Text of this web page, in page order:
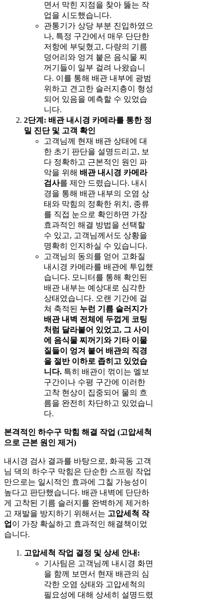
면서 막힌 지점을 찾아 뚫는 작
업을 시도했습니다.
관통기가 상당 부분 진입하였으
나, 특정 구간에서 매우 단단한
저항에 부딪혔고, 다량의 기름
덩어리와 엉겨 붙은 음식물 찌
꺼기들이 일부 걸려 나왔습니
다. 이를 통해 배관 내부에 광범
위하고 견고한 슬러지층이 형성
되어 있음을 예측할 수 있었습
니다.
2단계: 배관 내시경 카메라를 통한 정
밀 진단 및 고객 확인
고객님께 현재 배관 상태에 대
한 초기 판단을 설명드리고, 보
다 정확하고 근본적인 원인 파
악을 위해 배관 내시경 카메라
검사를 제안 드렸습니다. 내시
경을 통해 배관 내부의 오염 상
태와 막힘의 정확한 위치, 종류
를 직접 눈으로 확인하면 가장
효과적인 해결 방법을 선택할
수 있고, 고객님께서도 상황을
명확히 인지하실 수 있습니다.
고객님의 동의를 얻어 고화질
내시경 카메라를 배관에 투입했
습니다. 모니터를 통해 확인된
배관 내부는 예상대로 심각한
상태였습니다. 오랜 기간에 걸
쳐 축적된 누런 기름 슬러지가
배관 내벽 전체에 두껍게 코팅
처럼 달라붙어 있었고, 그 사이
에 음식물 찌꺼기와 기타 이물
질들이 엉겨 붙어 배관의 직경
을 절반 이하로 좁히고 있었습
니다. 특히 배관이 꺾이는 엘보
구간이나 수평 구간에 이러한
고착 현상이 집중되어 물의 흐
름을 완전히 차단하고 있었습니
다.
본격적인 하수구 막힘 해결 작업 (고압세척
으로 근본 원인 제거)
내시경 검사 결과를 바탕으로, 화곡동 고객
님 댁의 하수구 막힘은 단순한 스프링 작업
만으로는 일시적인 효과에 그칠 가능성이
높다고 판단했습니다. 배관 내벽에 단단하
게 고착된 기름 슬러지를 완벽하게 제거하
고 재발을 방지하기 위해서는 고압세척 작
업 이 가장 확실하고 효과적인 해결책이었
습니다.
고압세척 작업 결정 및 상세 안내:
기사팀은 고객님께 내시경 화면
을 함께 보면서 현재 배관의 심
각한 오염 상태와 고압세척의
필요성에 대해 상세히 설명드렸